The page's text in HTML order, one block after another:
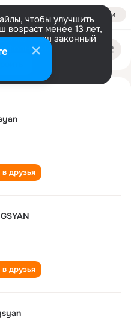
Войти
чтобы улучшить
возраст менее 13 лет,
ваш законный
друзья
друзья